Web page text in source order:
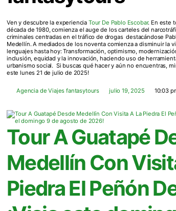
Ven y descubre la experiencia Tour De Pablo Escobar. En este
década de 1980, comienza el auge de los carteles del
criminales centradas en el tráfico de drogas destacándose
Medellín. A mediados de los noventa comienza a disminuir la
lenguajes hasta hoy: Transformación, optimismo,
inclusión, equidad y la innovación, haciendo uso de
urbanismo social. Si buscas qué hacer y aún no encuentras,
este lunes 21 de julio de 2025!
Agencia de Viajes fantasytours julio 19, 2025 10:03
Tour A Guatapé
Medellín Con
Piedra El Peñón